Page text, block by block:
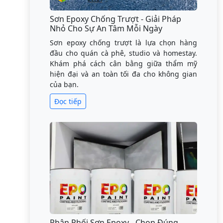
Sơn Epoxy Chống Trượt - Giải Pháp
Nhỏ Cho Sự An Tâm Mỗi Ngày
Sơn epoxy chống trượt là lựa chọn hàng
đầu cho quán cà phê, studio và homestay.
Khám phá cách cân bằng giữa thẩm mỹ
hiện đại và an toàn tối đa cho không gian
của bạn.
Đọc tiếp